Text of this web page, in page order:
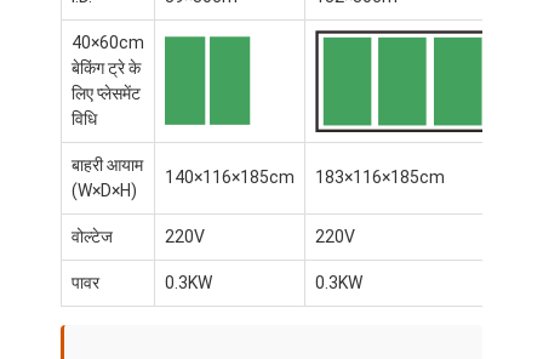
40×60cm
बेकिंग ट्रे के
लिए प्लेसमेंट
विधि
बाहरी आयाम
(W×D×H)
140×116×185cm 183×116×185cm
वोल्टेज 220V 220V
पावर 0.3KW 0.3KW